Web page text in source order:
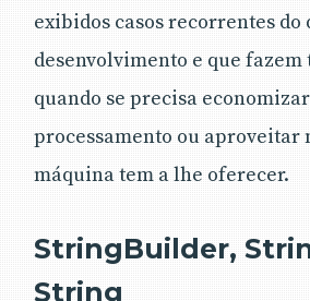
exibidos casos recorrentes do
desenvolvimento e que
quando se precisa
processamento ou aproveitar
máquina tem a lhe oferecer.
StringBuilder,
String